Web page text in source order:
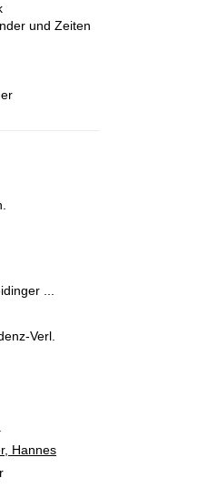
und Zeiten
...
Verl.
Systematik
dieser Beteiligten Person
Hannes